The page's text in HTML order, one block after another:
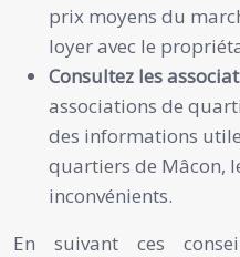
prix moyens du
loyer avec le
Consultez les
associations de
des informations
quartiers de Mâcon,
inconvénients.
En suivant ces